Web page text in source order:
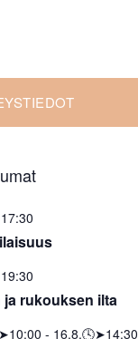
17:30
19:30
ja rukouksen ilta
- 16.8.🕓➤14:30